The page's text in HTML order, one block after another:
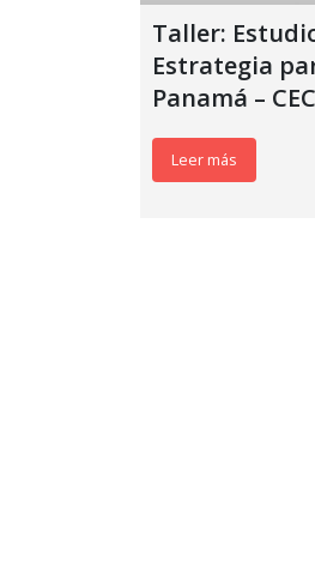
Taller:
Estrategia
Panamá –
Leer más